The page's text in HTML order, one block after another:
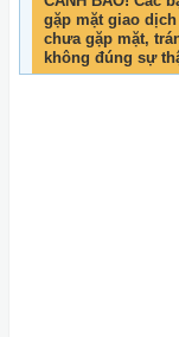
gặp mặt giao
chưa gặp mặt,
không đúng sự